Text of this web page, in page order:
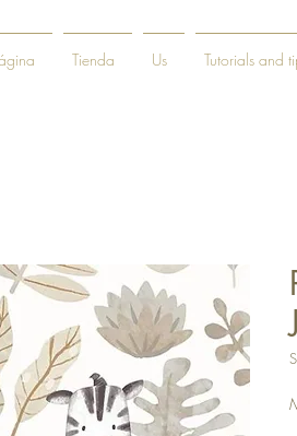
Tienda Us Tutorials and